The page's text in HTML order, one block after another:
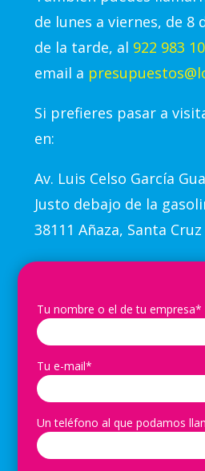
de lunes a viernes, de 8
de la tarde, al 922 983
email a
Si prefieres pasar a
en:
Av. Luis Celso García
Justo debajo de la
38111 Añaza, Santa
Tu nombre o el de tu empresa*
Tu e-mail*
Un teléfono al que podamos